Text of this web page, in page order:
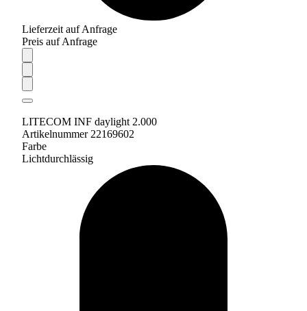
Lieferzeit auf Anfrage
Preis auf Anfrage
LITECOM INF daylight 2.000
Artikelnummer 22169602
Farbe
Lichtdurchlässig